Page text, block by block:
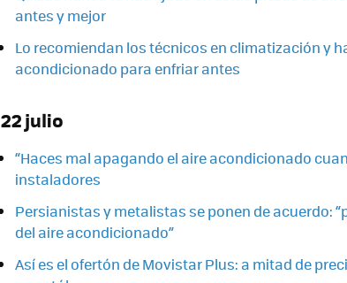
antes y mejor
Lo recomiendan los técnicos en climatización y
acondicionado para enfriar antes
22 julio
“Haces mal apagando el aire acondicionado
instaladores
Persianistas y metalistas se ponen de acuerdo:
del aire acondicionado”
Así es el ofertón de Movistar Plus: a mitad de